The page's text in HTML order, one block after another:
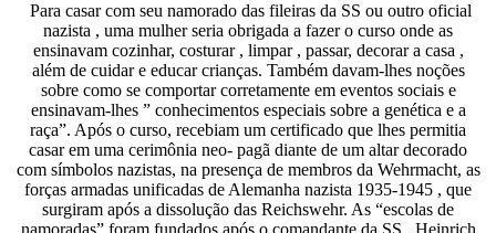
Para casar com seu namorado das fileiras da SS ou outro oficial
nazista , uma mulher seria obrigada a fazer o curso onde as
ensinavam cozinhar, costurar , limpar , passar, decorar a casa ,
além de cuidar e educar crianças. Também davam-lhes noções
sobre como se comportar corretamente em eventos sociais e
ensinavam-lhes ” conhecimentos especiais sobre a genética e a
raça”. Após o curso, recebiam um certificado que lhes permitia
casar em uma cerimônia neo- pagã diante de um altar decorado
com símbolos nazistas, na presença de membros da Wehrmacht, as
forças armadas unificadas de Alemanha nazista 1935-1945 , que
surgiram após a dissolução das Reichswehr. As “escolas de
namoradas” foram fundados após o comandante da SS , Heinrich